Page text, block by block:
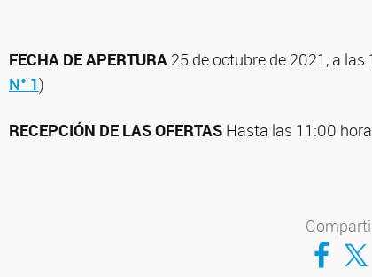
FECHA DE APERTURA 25 de octubre de 2021, a
N° 1)
RECEPCIÓN DE LAS OFERTAS Hasta las 11:00
Compartir